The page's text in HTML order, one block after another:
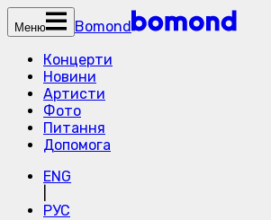
Меню
Bomond
Концерти
Новини
Артисти
Фото
Питання
Допомога
ENG
РУС